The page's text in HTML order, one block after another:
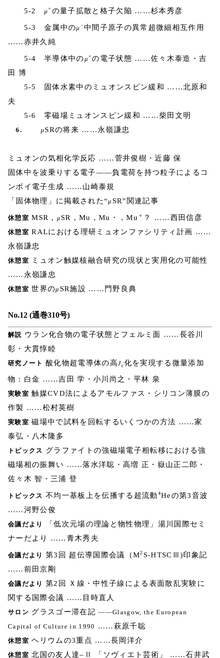
5-2 μ+ の量子拡散と格子欠陥 ……杉本秀彦
5-3 金属中のμ −中間子原子の異常超微細相互作用
……赤井久純
5-4 半導体中のμ+ の電子状態 ……佐々木泰造・吉
田 博
5-5 固体水素中のミュオンスピン緩和 ……北原和
夫
5-6 零磁場ミュオンスピン緩和 ……柴田文明
6. μ SRの将来 ……永嶺謙忠
ミュオンの気相化学反応 ……菅井俊樹・近藤 保
固体中を波乗りする電子――負電荷を持つ粒子によるコ
ンボイ電子生成 ……山崎泰規
「固体物理」に掲載された“μ SR”関連記事
休憩室 MSR， μ SR，Mu，Mu・，Mu ＋ ？ ……西田信彦
休憩室 RALにおける理研ミュオンファシリティ計画 ……
永嶺謙忠
休憩室 ミュオン触媒核融合研究の現状と実用化の可能性
……永嶺謙忠
休憩室 世界のμ SR施設 ……門野良典
No.12 (通巻310号)
解説 ウラン化合物の電子状態とフェルミ面 ……長谷川
彰・大貫惇睦
研究ノート 酸化物超電導体の高Jc化を実現する微量添加
物：白金 ……吉田 学・小川尚之・平林 泉
実験室 触媒CVD法によるアモルファス・シリコン薄膜の
作製 ……松村英樹
実験室 磁場中で試料を回転するいくつかの方法 ……家
泰弘・八木隆多
トピックス グラファイトの強磁場電子相転移における強
磁場相の振舞い ……落水洋聡・高増 正・嶽山正二郎・
佐々木 智・三浦 登
トピックス 不均一基板上を伝播する超流動 4Heの第3音波
……河野公俊
会議だより
「低次元場の理論と物性物理」湯川国際セミ
ナーだより ……青木秀夫
会議だより 第3回 超伝導国際会議（M2 S-HTSCⅢ)印象記
……前田京剛
会議だより 第2回 Ｘ線・中性子線による表面散乱実験に
関する国際会議 ……目時直人
サロン グラスゴー滞在記――Glasgow, the European
Capital of Culture in 1990 ……萩原千聡
休憩室 ヘリウムの3重点 ……長岡洋介
休憩室 北国の友人達–Ⅱ 「ソヴィエト芸術」 ……石井武